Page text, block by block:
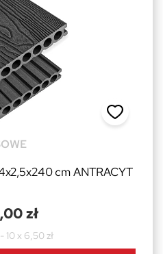
cm ANTRACYT
zł
10 x 6,50 zł